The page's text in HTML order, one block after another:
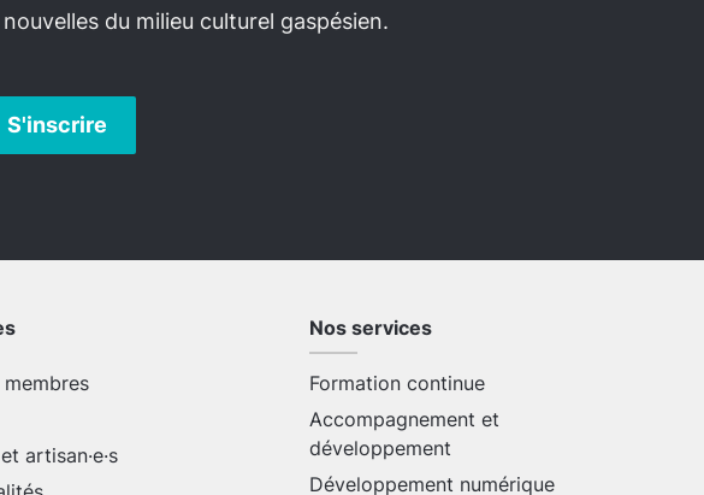
du milieu culturel gaspésien.
artisan·e·s
Nos services
Formation continue
Accompagnement et
développement
Développement numérique